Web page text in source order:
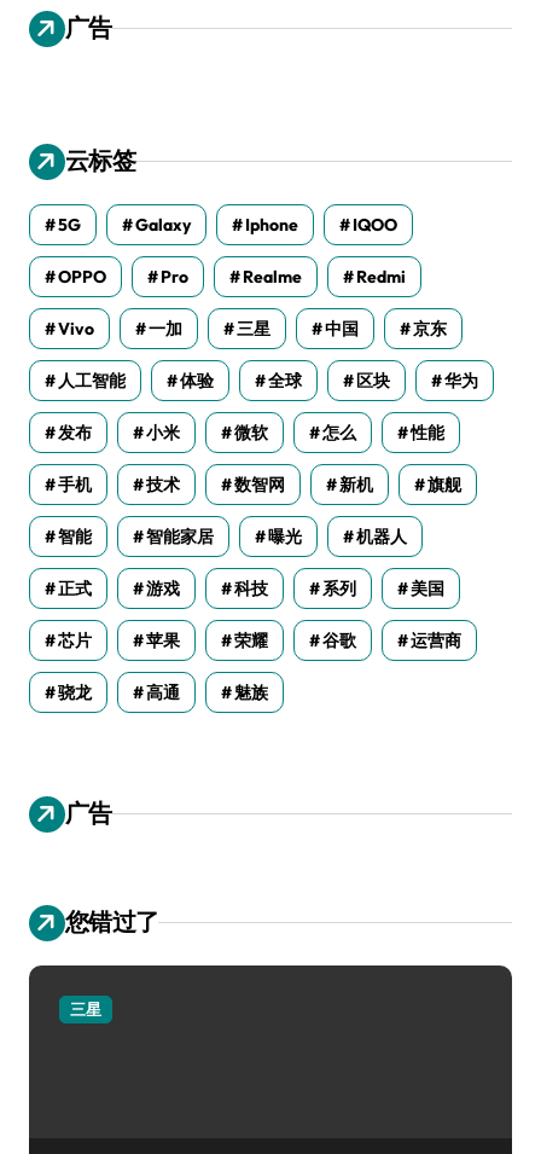
广告
云标签
5G Galaxy Iphone IQOO
OPPO Pro Realme Redmi
Vivo 一加 三星 中国 京东
人工智能 体验 全球 区块 华为
发布 小米 微软 怎么 性能
手机 技术 数智网 新机 旗舰
智能 智能家居 曝光 机器人
正式 游戏 科技 系列 美国
芯片 苹果 荣耀 谷歌 运营商
骁龙 高通 魅族
广告
您错过了
三星